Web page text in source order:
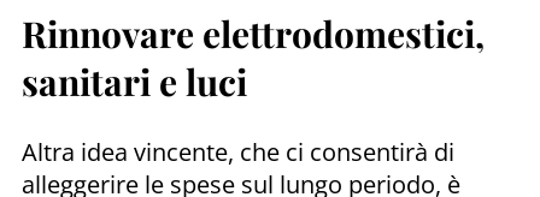
Rinnovare elettrodomestici,
sanitari e luci
Altra idea vincente, che ci consentirà di
alleggerire le spese sul lungo periodo, è